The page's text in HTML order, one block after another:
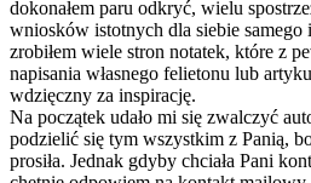
dokonałem paru odkryć, wielu
wniosków istotnych dla siebie
zrobiłem wiele stron notatek, które z
napisania własnego felietonu lub
wdzięczny za inspirację.
Na początek udało mi się zwalczyć
podzielić się tym wszystkim z Panią,
prosiła. Jednak gdyby chciała Pani